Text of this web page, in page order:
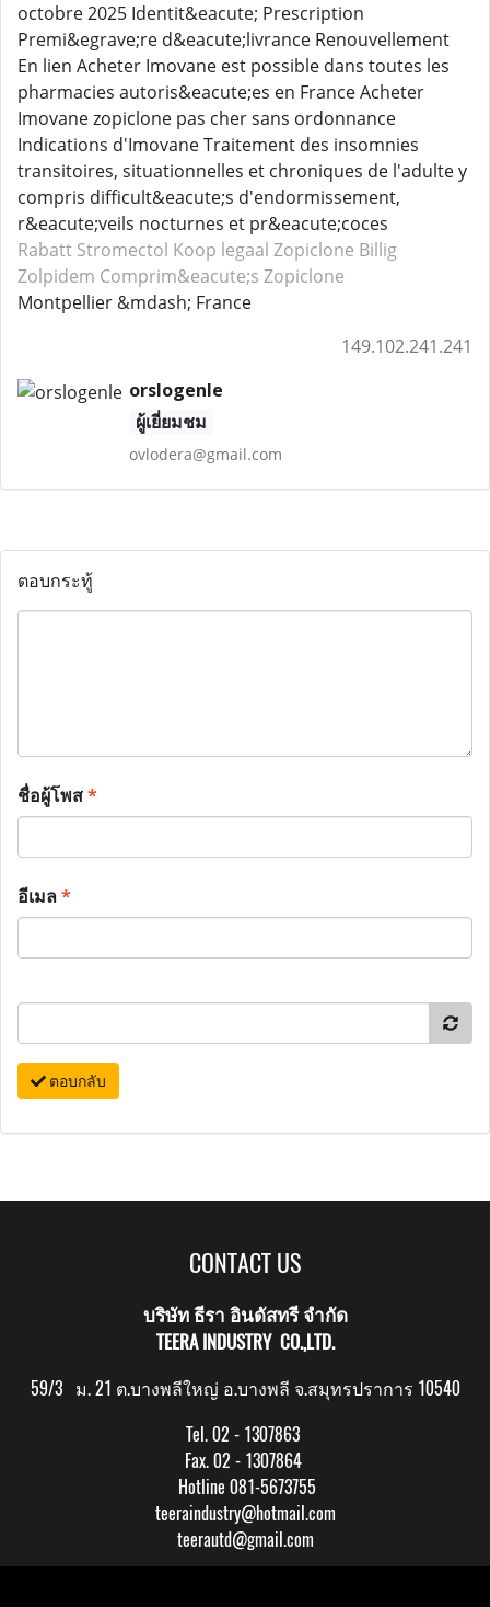
octobre 2025 Identit&eacute; Prescription
Premi&egrave;re d&eacute;livrance Renouvellement
En lien Acheter Imovane est possible dans toutes les
pharmacies autoris&eacute;es en France Acheter
Imovane zopiclone pas cher sans ordonnance
Indications d'Imovane Traitement des insomnies
transitoires, situationnelles et chroniques de l'adulte y
compris difficult&eacute;s d'endormissement,
r&eacute;veils nocturnes et pr&eacute;coces
Rabatt Stromectol Koop legaal Zopiclone Billig
Zolpidem Comprim&eacute;s Zopiclone
Montpellier &mdash; France
149.102.241.241
orslogenle
ผู้เยี่ยมชม
ovlodera@gmail.com
ตอบกระทู้
ชื่อผู้โพส*
อีเมล*
ตอบกลับ
CONTACT US
บริษัท ธีรา อินดัสทรี จำกัด
TEERA INDUSTRY CO.,LTD.
59/3 ม. 21 ต.บางพลีใหญ่ อ.บางพลี จ.สมุทรปราการ 10540
Tel. 02 - 1307863
Fax. 02 - 1307864
Hotline 081-5673755
teeraindustry@hotmail.com
teerautd@gmail.com